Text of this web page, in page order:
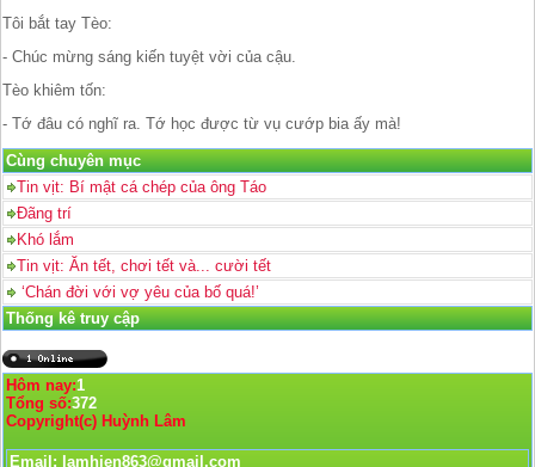
Tôi bắt tay Tèo:
- Chúc mừng sáng kiến tuyệt vời của cậu.
Tèo khiêm tốn:
- Tớ đâu có nghĩ ra. Tớ học được từ vụ cướp bia ấy mà!
Cùng chuyên mục
Tin vịt: Bí mật cá chép của ông Táo
Đãng trí
Khó lắm
Tin vịt: Ăn tết, chơi tết và... cười tết
‘Chán đời với vợ yêu của bố quá!’
Thống kê truy cập
Hôm nay:1
Tổng số:372
Copyright(c) Huỳnh Lâm
Email: lamhien863@gmail.com